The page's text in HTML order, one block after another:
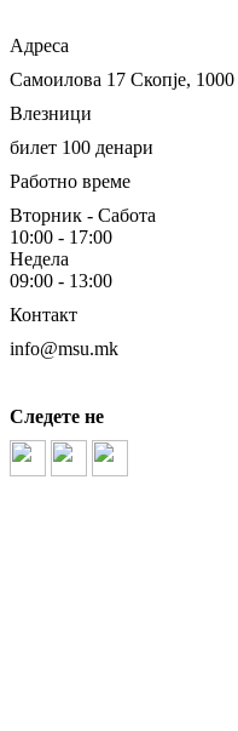
Адреса
Самоилова 17 Скопје, 1000
Влезници
билет 100 денари
Работно време
Вторник - Сабота
10:00 - 17:00
Недела
09:00 - 13:00
Контакт
info@msu.mk
Следете не